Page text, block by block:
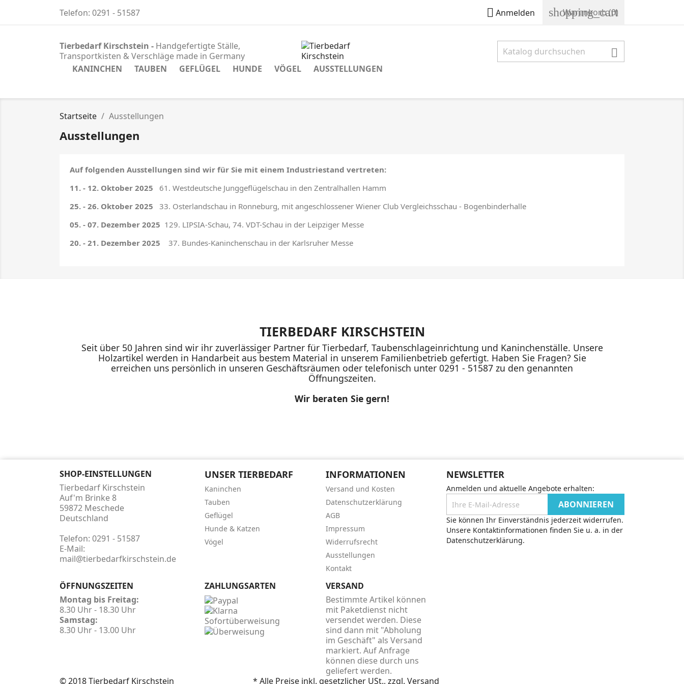
Telefon: 0291 - 51587  Anmelden shopping_cart
Warenkorb(0)
Tierbedarf Kirschstein - Handgefertigte Ställe,
Transportkisten & Verschläge made in Germany 
KANINCHEN TAUBEN GEFLÜGEL HUNDE VÖGEL AUSSTELLUNGEN
Startseite Ausstellungen
Ausstellungen
Auf folgenden Ausstellungen sind wir für Sie mit einem Industriestand vertreten:
11. - 12. Oktober 2025
61. Westdeutsche Junggeflügelschau in den Zentralhallen Hamm
25. - 26. Oktober 2025 33. Osterlandschau in Ronneburg, mit angeschlossener Wiener Club Vergleichsschau - Bogenbinderhalle
05. - 07. Dezember 2025 129. LIPSIA-Schau, 74. VDT-Schau in der Leipziger Messe
20. - 21. Dezember 2025
37. Bundes-Kaninchenschau in der Karlsruher Messe
TIERBEDARF KIRSCHSTEIN
Seit über 50 Jahren sind wir ihr zuverlässiger Partner für Tierbedarf, Taubenschlageinrichtung und Kaninchenställe. Unsere
Holzartikel werden in Handarbeit aus bestem Material in unserem Familienbetrieb gefertigt. Haben Sie Fragen? Sie
erreichen uns persönlich in unseren Geschäftsräumen oder telefonisch unter 0291 - 51587 zu den genannten
Öffnungszeiten.
Wir beraten Sie gern!
SHOP-EINSTELLUNGEN
Tierbedarf Kirschstein
Auf'm Brinke 8
59872 Meschede
Deutschland
Telefon: 0291 - 51587
E-Mail:
mail@tierbedarfkirschstein.de
UNSER TIERBEDARF
Kaninchen
Tauben
Geflügel
Hunde & Katzen
Vögel
INFORMATIONEN
Versand und Kosten
Datenschutzerklärung
AGB
Impressum
Widerrufsrecht
Ausstellungen
Kontakt
NEWSLETTER
Anmelden und aktuelle Angebote erhalten:
Sie können Ihr Einverständnis jederzeit widerrufen.
Unsere Kontaktinformationen finden Sie u. a. in der
Datenschutzerklärung.
ÖFFNUNGSZEITEN
Montag bis Freitag:
8.30 Uhr - 18.30 Uhr
Samstag:
8.30 Uhr - 13.00 Uhr
ZAHLUNGSARTEN
VERSAND
Bestimmte Artikel können
mit Paketdienst nicht
versendet werden. Diese
sind dann mit "Abholung
im Geschäft" als Versand
markiert. Auf Anfrage
können diese durch uns
geliefert werden.
© 2018 Tierbedarf Kirschstein
* Alle Preise inkl. gesetzlicher USt., zzgl. Versand